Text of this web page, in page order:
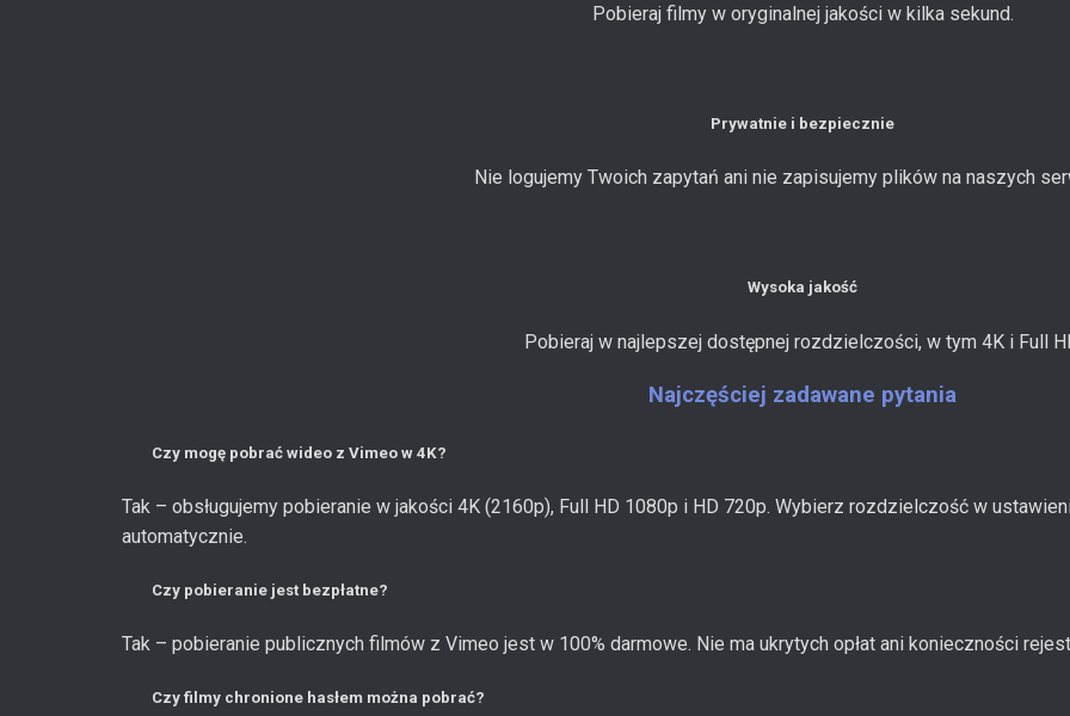
Pobieraj filmy w oryginalnej jakości w kilka sekund.
Prywatnie i bezpiecznie
Nie logujemy Twoich zapytań ani nie zapisujemy plików na naszych
Wysoka jakość
Pobieraj w najlepszej dostępnej rozdzielczości, w tym 4K i Full
Najczęściej zadawane pytania
Czy mogę pobrać wideo z Vimeo w 4K?
Tak – obsługujemy pobieranie w jakości 4K (2160p), Full HD 1080p i HD 720p. Wybierz rozdzielczość w
automatycznie.
Czy pobieranie jest bezpłatne?
Tak – pobieranie publicznych filmów z Vimeo jest w 100% darmowe. Nie ma ukrytych opłat ani konieczności
Czy filmy chronione hasłem można pobrać?